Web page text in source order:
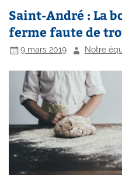
Saint-André : La
ferme faute de
9 mars 2019 Notre